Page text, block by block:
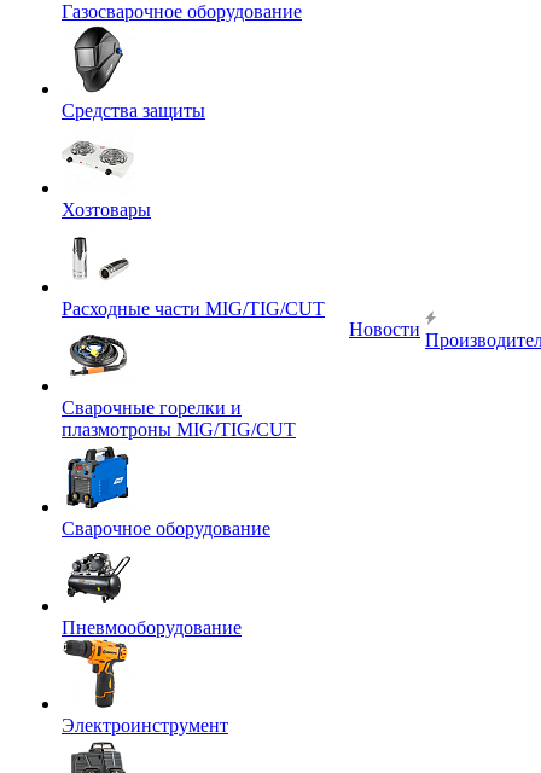
Газосварочное оборудование
Средства защиты
Хозтовары
Расходные части MIG/TIG/CUT
Сварочные горелки и
плазмотроны MIG/TIG/CUT
Сварочное оборудование
Пневмооборудование
Электроинструмент
Новости